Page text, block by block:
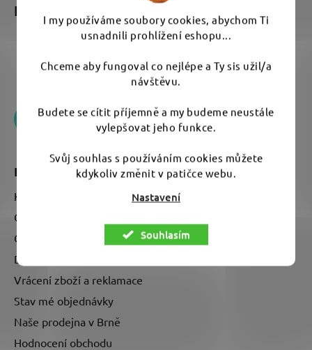
I my používáme soubory cookies, abychom Ti
usnadnili prohlížení eshopu...
Chceme aby fungoval co nejlépe a Ty sis užil/a
návštěvu.
Budete se cítit příjemně a my budeme neustále
vylepšovat jeho funkce.
Svůj souhlas s používáním cookies můžete
kdykoliv změnit v patičce webu.
Nastavení
Souhlasím
Kontakt
umyem.com
+420 776 170 751
Informace pro vás
Kontakty
O nás - kdo je UMYEM?
Obchodní podmínky
Doprava a platba
Vrácení zboží a reklamace
Stav mé objednávky
Naše prodejna v Brně
Hodnocení obchodu